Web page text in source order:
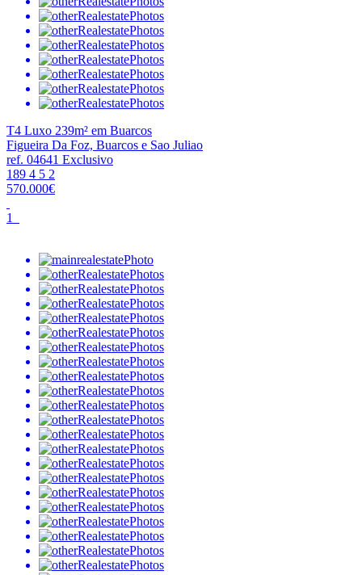
T4 Luxo 239m² em Buarcos
Figueira Da Foz, Buarcos e Sao Juliao
ref. 04641 Exclusivo
189 4 5 2
570.000€
1